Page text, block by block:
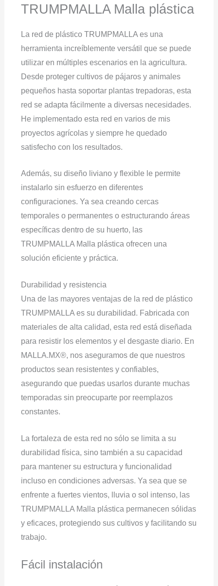
TRUMPMALLA Malla plástica
La red de plástico TRUMPMALLA es una
herramienta increíblemente versátil que se puede
utilizar en múltiples escenarios en la agricultura.
Desde proteger cultivos de pájaros y animales
pequeños hasta soportar plantas trepadoras, esta
red se adapta fácilmente a diversas necesidades.
He implementado esta red en varios de mis
proyectos agrícolas y siempre he quedado
satisfecho con los resultados.
Además, su diseño liviano y flexible le permite
instalarlo sin esfuerzo en diferentes
configuraciones. Ya sea creando cercas
temporales o permanentes o estructurando áreas
específicas dentro de su huerto, las
TRUMPMALLA Malla plástica ofrecen una
solución eficiente y práctica.
Durabilidad y resistencia
Una de las mayores ventajas de la red de plástico
TRUMPMALLA es su durabilidad. Fabricada con
materiales de alta calidad, esta red está diseñada
para resistir los elementos y el desgaste diario. En
MALLA.MX®, nos aseguramos de que nuestros
productos sean resistentes y confiables,
asegurando que puedas usarlos durante muchas
temporadas sin preocuparte por reemplazos
constantes.
La fortaleza de esta red no sólo se limita a su
durabilidad física, sino también a su capacidad
para mantener su estructura y funcionalidad
incluso en condiciones adversas. Ya sea que se
enfrente a fuertes vientos, lluvia o sol intenso, las
TRUMPMALLA Malla plástica permanecen sólidas
y eficaces, protegiendo sus cultivos y facilitando su
trabajo.
Fácil instalación